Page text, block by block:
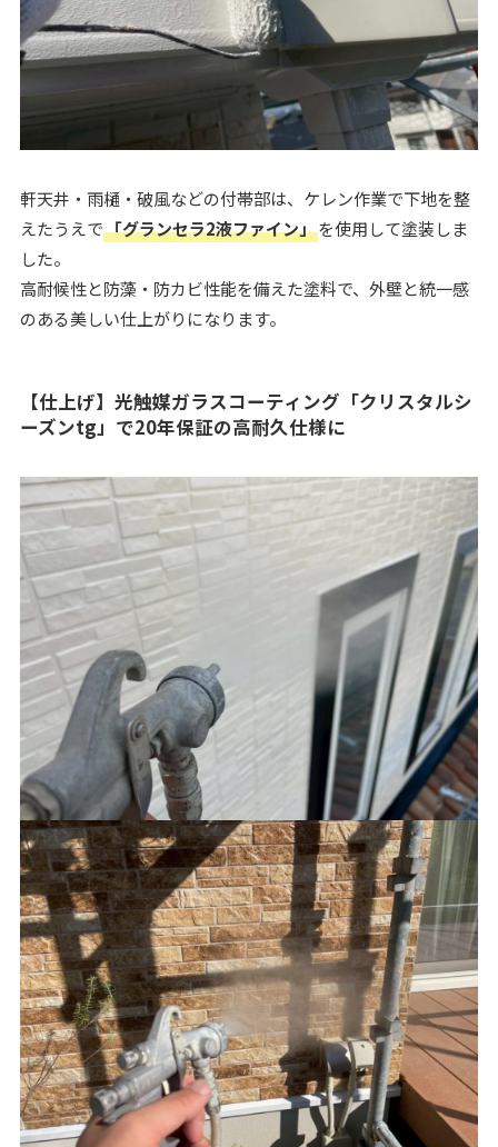
軒天井・雨樋・破風などの付帯部は、ケレン作業で下地を整
えたうえで「グランセラ2液ファイン」を使用して塗装しま
した。
高耐候性と防藻・防カビ性能を備えた塗料で、外壁と統一感
のある美しい仕上がりになります。
【仕上げ】光触媒ガラスコーティング「クリスタルシ
ーズンtg」で20年保証の高耐久仕様に